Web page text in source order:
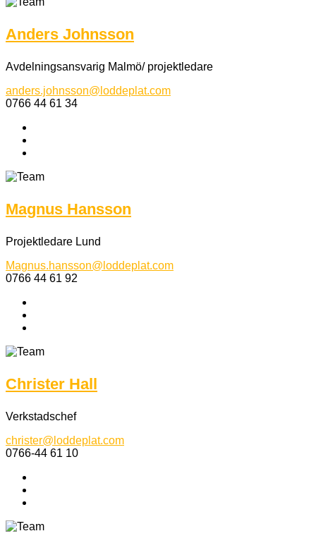
Anders Johnsson
Avdelningsansvarig Malmö/ projektledare
anders.johnsson@loddeplat.com
0766 44 61 34
Magnus Hansson
Projektledare Lund
Magnus.hansson@loddeplat.com
0766 44 61 92
Christer Hall
Verkstadschef
christer@loddeplat.com
0766-44 61 10